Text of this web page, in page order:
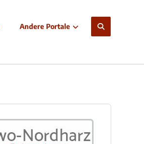
Andere Portale